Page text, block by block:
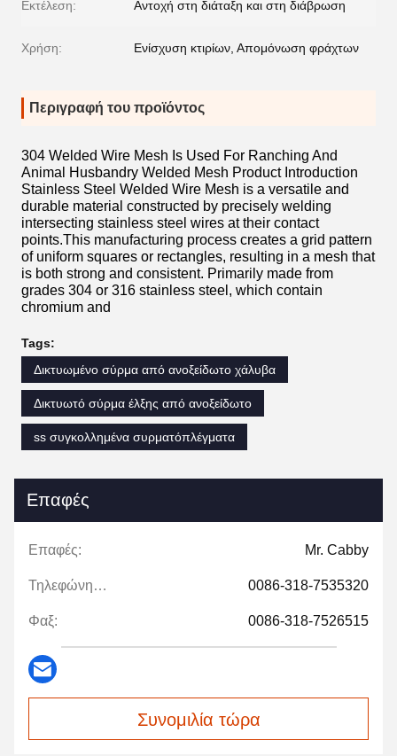
Εκτέλεση: Αντοχή στη διάταξη και στη διάβρωση
Χρήση: Ενίσχυση κτιρίων, Απομόνωση φράχτων
Περιγραφή του προϊόντος
304 Welded Wire Mesh Is Used For Ranching And
Animal Husbandry Welded Mesh Product Introduction
Stainless Steel Welded Wire Mesh is a versatile and
durable material constructed by precisely welding
intersecting stainless steel wires at their contact
points.This manufacturing process creates a grid pattern
of uniform squares or rectangles, resulting in a mesh that
is both strong and consistent. Primarily made from
grades 304 or 316 stainless steel, which contain
chromium and
Tags:
Δικτυωμένο σύρμα από ανοξείδωτο χάλυβα
Δικτυωτό σύρμα έλξης από ανοξείδωτο
ss συγκολλημένα συρματόπλέγματα
Επαφές
Επαφές: Mr. Cabby
Τηλεφώνημα: 0086-318-7535320
Φαξ: 0086-318-7526515
Συνομιλία τώρα